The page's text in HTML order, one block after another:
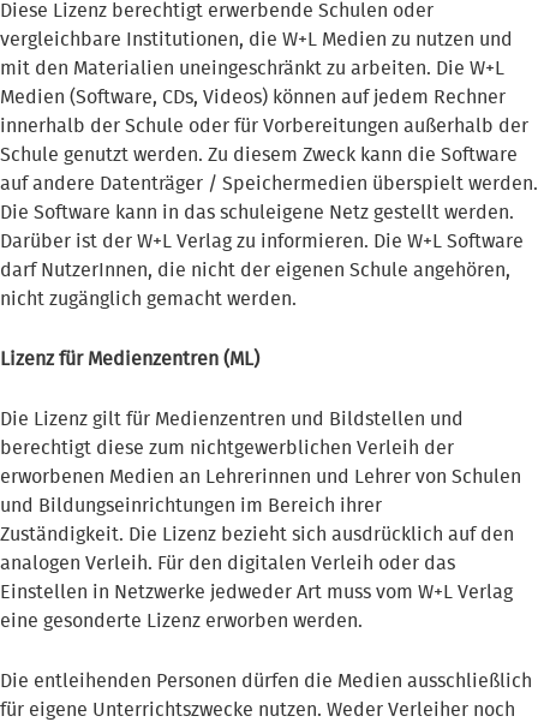
Diese Lizenz berechtigt erwerbende Schulen oder
vergleichbare Institutionen, die W+L Medien zu nutzen und
mit den Materialien uneingeschränkt zu arbeiten. Die W+L
Medien (Software, CDs, Videos) können auf jedem Rechner
innerhalb der Schule oder für Vorbereitungen außerhalb der
Schule genutzt werden. Zu diesem Zweck kann die Software
auf andere Datenträger / Speichermedien überspielt werden.
Die Software kann in das schuleigene Netz gestellt werden.
Darüber ist der W+L Verlag zu informieren. Die W+L Software
darf NutzerInnen, die nicht der eigenen Schule angehören,
nicht zugänglich gemacht werden.
Lizenz für Medienzentren (ML)
Die Lizenz gilt für Medienzentren und Bildstellen und
berechtigt diese zum nichtgewerblichen Verleih der
erworbenen Medien an Lehrerinnen und Lehrer von Schulen
und Bildungseinrichtungen im Bereich ihrer
Zuständigkeit. Die Lizenz bezieht sich ausdrücklich auf den
analogen Verleih. Für den digitalen Verleih oder das
Einstellen in Netzwerke jedweder Art muss vom W+L Verlag
eine gesonderte Lizenz erworben werden.
Die entleihenden Personen dürfen die Medien ausschließlich
für eigene Unterrichtszwecke nutzen. Weder Verleiher noch